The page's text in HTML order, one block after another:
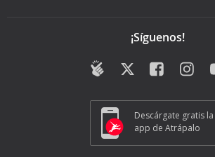
¡Síguenos!
Descárgate gratis la
app de Atrápalo